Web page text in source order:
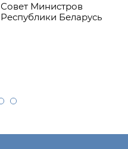
Совет Министров
Республики Беларусь